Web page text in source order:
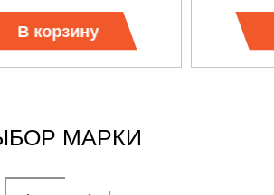
В корзину
МАРКИ